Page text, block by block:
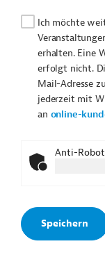
Ich möchte
erhalten. Eine
erfolgt nicht.
Mail-Adresse
jederzeit mit
an online-
Anti-